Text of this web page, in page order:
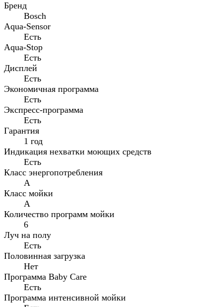
Бренд
Bosch
Aqua-Sensor
Есть
Aqua-Stop
Есть
Дисплей
Есть
Экономичная программа
Есть
Экспресс-программа
Есть
Гарантия
1 год
Индикация нехватки моющих средств
Есть
Класс энергопотребления
A
Класс мойки
A
Количество программ мойки
6
Луч на полу
Есть
Половинная загрузка
Нет
Программа Baby Care
Есть
Программа интенсивной мойки